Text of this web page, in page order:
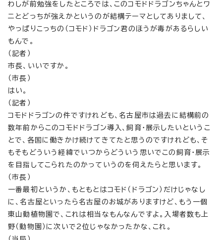
わしが前勉強をしたところでは、このコモドドラゴンちゃんとワ
ニとどっちが強えかというのが結構テーマとしてありまして、
やっぱりこっちの（コモド）ドラゴン君のほうが毒があるらしい
もんで。
（記者）
市長、いいですか。
（市長）
はい。
（記者）
コモドドラゴンの件ですけれども、名古屋市は過去に結構前の
数年前からこのコモドドラゴン導入、飼育・展示したいというこ
とで、各国に働きかけ続けてきてたと思うのですけれども、そ
もそもどういう経緯でいつからどういう思いでこの飼育・展示
を目指してこられたのかっていうのを伺えたらと思います。
（市長）
一番最初というか、もともとはコモド（ドラゴン）だけじゃなし
に、名古屋といったら名古屋のお城がありますけど、もう一個
東山動植物園で、これは相当なもんなんですよ。入場者数も上
野（動物園）に次いで2位じゃなかったかな、これ。